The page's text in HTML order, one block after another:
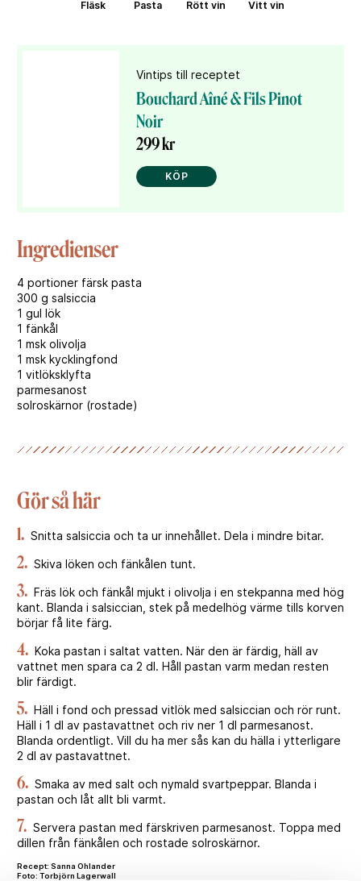
Fläsk Pasta Rött vin Vitt vin
Vintips till receptet
Bouchard Aîné & Fils Pinot
Noir
299 kr
KÖP
Ingredienser
4 portioner färsk pasta
300 g salsiccia
1 gul lök
1 fänkål
1 msk olivolja
1 msk kycklingfond
1 vitlöksklyfta
parmesanost
solroskärnor (rostade)
Gör så här
1. Snitta salsiccia och ta ur innehållet. Dela i mindre bitar.
2. Skiva löken och fänkålen tunt.
3. Fräs lök och fänkål mjukt i olivolja i en stekpanna med hög
kant. Blanda i salsiccian, stek på medelhög värme tills korven
börjar få lite färg.
4. Koka pastan i saltat vatten. När den är färdig, häll av
vattnet men spara ca 2 dl. Håll pastan varm medan resten
blir färdigt.
5. Häll i fond och pressad vitlök med salsiccian och rör runt.
Häll i 1 dl av pastavattnet och riv ner 1 dl parmesanost.
Blanda ordentligt. Vill du ha mer sås kan du hälla i ytterligare
2 dl av pastavattnet.
6. Smaka av med salt och nymald svartpeppar. Blanda i
pastan och låt allt bli varmt.
7. Servera pastan med färskriven parmesanost. Toppa med
dillen från fänkålen och rostade solroskärnor.
Recept: Sanna Ohlander
Foto: Torbjörn Lagerwall